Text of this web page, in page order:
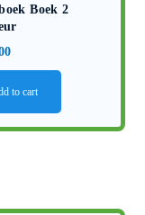
Boek 2
to cart